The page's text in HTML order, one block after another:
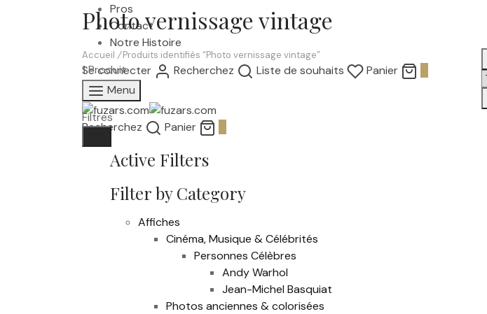
Pros
Contact
Notre Histoire
Se connecter
Recherchez Liste de souhaits Panier
Menu
Recherchez Panier
Photo vernissage vintage
Accueil /Produits identifiés “Photo vernissage vintage”
1 Produit
Filtres
Active Filters
Filter by Category
Affiches
Cinéma, Musique & Célébrités
Personnes Célèbres
Andy Warhol
Jean-Michel Basquiat
Photos anciennes & colorisées